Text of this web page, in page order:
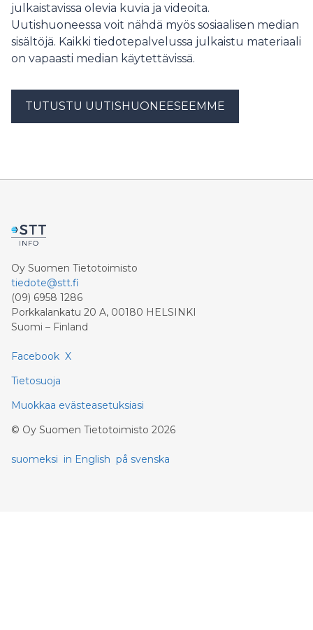
julkaistavissa olevia kuvia ja videoita.
Uutishuoneessa voit nähdä myös sosiaalisen median
sisältöjä. Kaikki tiedotepalvelussa julkaistu materiaali
on vapaasti median käytettävissä.
TUTUSTU UUTISHUONEESEEMME
Oy Suomen Tietotoimisto
tiedote@stt.fi
(09) 6958 1286
Porkkalankatu 20 A, 00180 HELSINKI
Suomi – Finland
Facebook X
Tietosuoja
Muokkaa evästeasetuksiasi
© Oy Suomen Tietotoimisto 2026
suomeksi in English på svenska